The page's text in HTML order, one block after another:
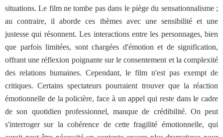
situations. Le film ne tombe pas dans le piège du sensationnalisme ;
au contraire, il aborde ces thèmes avec une sensibilité et une
justesse qui résonnent. Les interactions entre les personnages, bien
que parfois limitées, sont chargées d'émotion et de signification,
offrant une réflexion poignante sur le consentement et la complexité
des relations humaines. Cependant, le film n'est pas exempt de
critiques. Certains spectateurs pourraient trouver que la réaction
émotionnelle de la policière, face à un appel qui reste dans le cadre
de son quotidien professionnel, manque de crédibilité. On peut
s'interroger sur la cohérence de cette fragilité émotionnelle, qui